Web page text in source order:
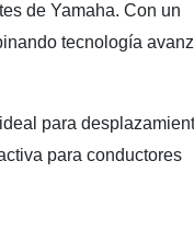
de Yamaha. Con un
tecnología
para
para conductores